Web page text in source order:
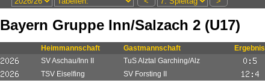
Bayern Gruppe Inn/Salzach 2 (U17)
Heimmannschaft Gastmannschaft
Ergebnis
SV Aschau/Inn II
TuS Alztal Garching/Alz
TSV Eiselfing
SV Forsting II